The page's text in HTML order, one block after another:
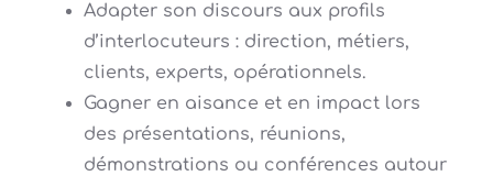
Adapter son discours aux profils
d’interlocuteurs : direction, métiers,
clients, experts, opérationnels.
Gagner en aisance et en impact lors
des présentations, réunions,
démonstrations ou conférences autour